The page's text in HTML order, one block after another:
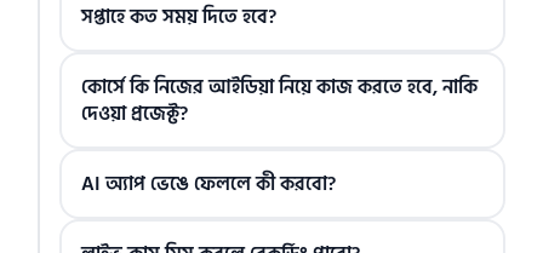
সপ্তাহে কত সময় দিতে হবে?
কোর্সে কি নিজের আইডিয়া নিয়ে কাজ করতে হবে, নাকি
দেওয়া প্রজেক্ট?
AI অ্যাপ ভেঙে ফেললে কী করবো?